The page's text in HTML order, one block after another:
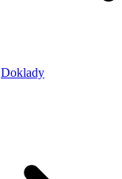
Doklady